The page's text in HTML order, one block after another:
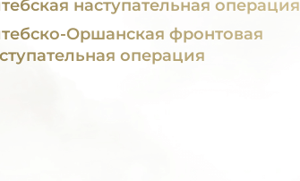
наступательная операция
Оршанская фронтовая
операция